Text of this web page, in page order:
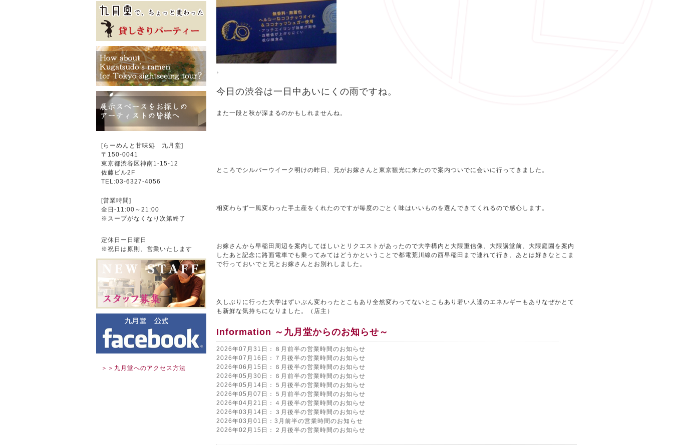
[らーめんと甘味処 九月堂]
〒 150-0041
東京都渋谷区神南1-15-12
佐藤ビル2F
TEL:03-6327-4056
[営業時間]
全日-11:00～21:00
※スープがなくなり次第終了
定休日ー日曜日
※祝日は原則、営業いたします
＞＞九月堂へのアクセス方法
。
今日の渋谷は一日中あいにくの雨ですね。
また一段と秋が深まるのかもしれませんね。
ところでシルバーウイーク明けの昨日、兄がお嫁さんと東京観光に来たので案内ついでに会いに行ってきました。
相変わらず一風変わった手土産をくれたのですが毎度のごとく味はいいものを選んできてくれるので感心します。
お嫁さんから早稲田周辺を案内してほしいとリクエストがあったので大学構内と大隈重信像、大隈講堂前、大隈庭園を案内
したあと記念に路面電車でも乗ってみてはどうかということで都電荒川線の西早稲田まで連れて行き、あとは好きなとこま
で行っておいでと兄とお嫁さんとお別れしました。
久しぶりに行った大学はずいぶん変わったとこもあり全然変わってないとこもあり若い人達のエネルギーもありなぜかとて
も新鮮な気持ちになりました。（店主）
Information ～九月堂からのお知らせ～
2026年07月31日：８月前半の営業時間のお知らせ
2026年07月16日：７月後半の営業時間のお知らせ
2026年06月15日：６月後半の営業時間のお知らせ
2026年05月30日：６月前半の営業時間のお知らせ
2026年05月14日：５月後半の営業時間のお知らせ
2026年05月07日：５月前半の営業時間のお知らせ
2026年04月21日：４月後半の営業時間のお知らせ
2026年03月14日：３月後半の営業時間のお知らせ
2026年03月01日：3月前半の営業時間のお知らせ
2026年02月15日：２月後半の営業時間のお知らせ